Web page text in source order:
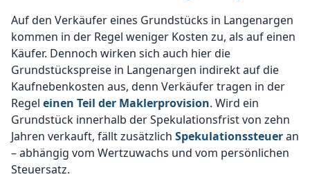
Auf den Verkäufer eines Grundstücks in Langenargen
kommen in der Regel weniger Kosten zu, als auf einen
Käufer. Dennoch wirken sich auch hier die
Grundstückspreise in Langenargen indirekt auf die
Kaufnebenkosten aus, denn Verkäufer tragen in der
Regel einen Teil der Maklerprovision. Wird ein
Grundstück innerhalb der Spekulationsfrist von zehn
Jahren verkauft, fällt zusätzlich Spekulationssteueran
– abhängig vom Wertzuwachs und vom persönlichen
Steuersatz.